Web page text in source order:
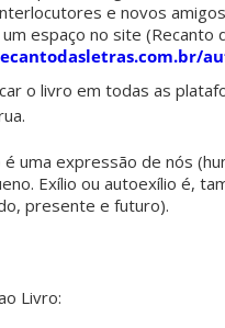
e novos
espaço no site
o livro em todas as
é uma expressão de nós
Exílio ou autoexílio é,
presente e futuro).
Livro: